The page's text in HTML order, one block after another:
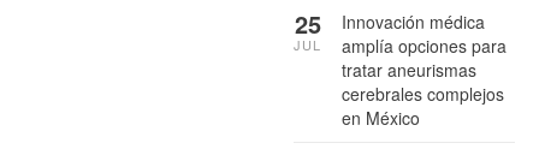
Innovación médica
amplía opciones para
tratar aneurismas
cerebrales complejos
en México
25
JUL